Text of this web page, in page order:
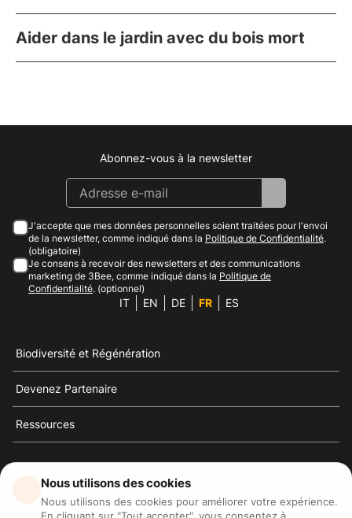
Aider dans le jardin avec du bois mort
Instagram
Facebook
Linkedin
Youtube
Abonnez-vous à la newsletter
J'accepte que mes données personnelles soient traitées pour l'envoi
de la newsletter, comme indiqué dans la Politique de Confidentialité.
(obligatoire)
Je consens à recevoir des newsletters et des communications
marketing de 3Bee, comme indiqué dans la Politique de
Confidentialité. (optionnel)
IT EN DE FR ES
Biodiversité et Régénération
Devenez Partenaire
Ressources
3Bee est la référence du développement durable, de la
Nous utilisons des cookies
Nous utilisons des cookies pour améliorer votre expérience.